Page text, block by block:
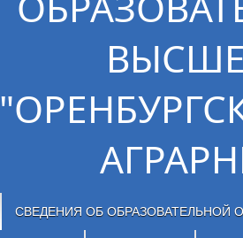
СВЕДЕНИЯ ОБ ОБРАЗОВАТЕЛЬНОЙ